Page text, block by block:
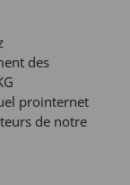
des
prointernet
de notre